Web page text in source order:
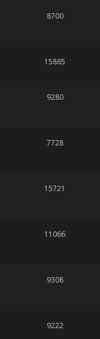
8700
15865
9280
7728
15721
11066
9308
9222